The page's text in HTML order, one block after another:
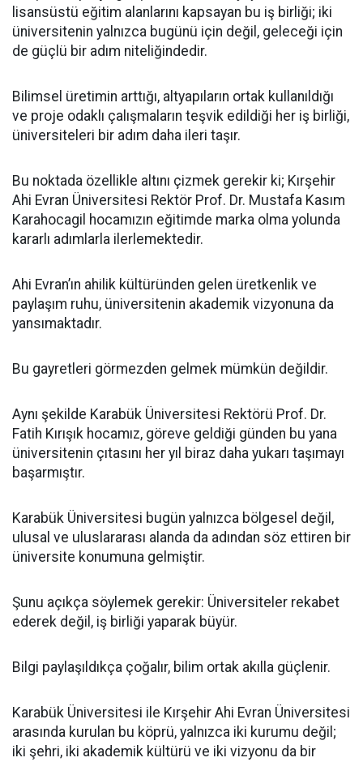
lisansüstü eğitim alanlarını kapsayan bu iş birliği; iki
üniversitenin yalnızca bugünü için değil, geleceği için
de güçlü bir adım niteliğindedir.
Bilimsel üretimin arttığı, altyapıların ortak kullanıldığı
ve proje odaklı çalışmaların teşvik edildiği her iş birliği,
üniversiteleri bir adım daha ileri taşır.
Bu noktada özellikle altını çizmek gerekir ki; Kırşehir
Ahi Evran Üniversitesi Rektör Prof. Dr. Mustafa Kasım
Karahocagil hocamızın eğitimde marka olma yolunda
kararlı adımlarla ilerlemektedir.
Ahi Evran’ın ahilik kültüründen gelen üretkenlik ve
paylaşım ruhu, üniversitenin akademik vizyonuna da
yansımaktadır.
Bu gayretleri görmezden gelmek mümkün değildir.
Aynı şekilde Karabük Üniversitesi Rektörü Prof. Dr.
Fatih Kırışık hocamız, göreve geldiği günden bu yana
üniversitenin çıtasını her yıl biraz daha yukarı taşımayı
başarmıştır.
Karabük Üniversitesi bugün yalnızca bölgesel değil,
ulusal ve uluslararası alanda da adından söz ettiren bir
üniversite konumuna gelmiştir.
Şunu açıkça söylemek gerekir: Üniversiteler rekabet
ederek değil, iş birliği yaparak büyür.
Bilgi paylaşıldıkça çoğalır, bilim ortak akılla güçlenir.
Karabük Üniversitesi ile Kırşehir Ahi Evran Üniversitesi
arasında kurulan bu köprü, yalnızca iki kurumu değil;
iki şehri, iki akademik kültürü ve iki vizyonu da bir